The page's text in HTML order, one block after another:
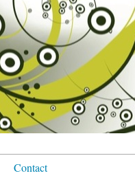
Contact